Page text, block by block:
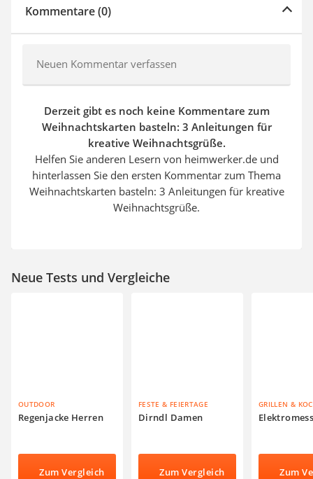
Kommentare (0)
Neuen Kommentar verfassen
Derzeit gibt es noch keine Kommentare zum
Weihnachtskarten basteln: 3 Anleitungen für
kreative Weihnachtsgrüße.
Helfen Sie anderen Lesern von heimwerker.de und
hinterlassen Sie den ersten Kommentar zum Thema
Weihnachtskarten basteln: 3 Anleitungen für kreative
Weihnachtsgrüße.
Neue Tests und Vergleiche
OUTDOOR
Regenjacke Herren
Zum Vergleich
FESTE & FEIERTAGE
Dirndl Damen
Zum Vergleich
GRILLEN &
Zum